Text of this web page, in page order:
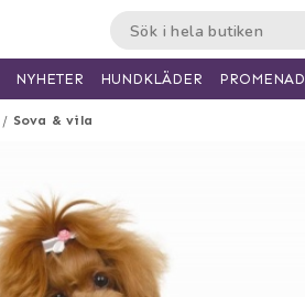
Sova & vila
NYHETER HUNDKLÄDER PROMENAD